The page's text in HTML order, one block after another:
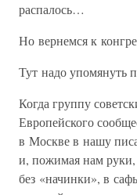
распалось…
Но вернемся к
Тут надо упомянуть
Когда группу
Европейского
в Москве в нашу
и, пожимая нам
без «начинки», в